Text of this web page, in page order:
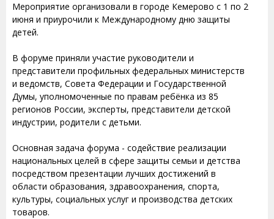
Мероприятие организовали в городе Кемерово с 1 по 2
июня и приурочили к Международному дню защиты
детей.
В форуме приняли участие руководители и
представители профильных федеральных министерств
и ведомств, Совета Федерации и Государственной
Думы, уполномоченные по правам ребёнка из 85
регионов России, эксперты, представители детской
индустрии, родители с детьми.
Основная задача форума - содействие реализации
национальных целей в сфере защиты семьи и детства
посредством презентации лучших достижений в
области образования, здравоохранения, спорта,
культуры, социальных услуг и производства детских
товаров.